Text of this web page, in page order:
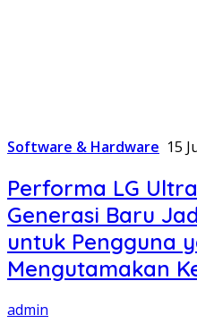
Software & Hardware 15
Performa LG
Generasi Baru
untuk Pengguna
Mengutamakan
admin